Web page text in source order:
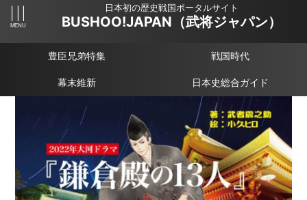
日本初の歴史戦国ポータルサイト
BUSHOO!JAPAN（武将ジャパン）
豊臣兄弟特集 戦国時代
幕末維新 日本史総合ガイド